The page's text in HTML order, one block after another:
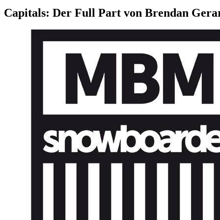
Capitals: Der Full Part von Brendan